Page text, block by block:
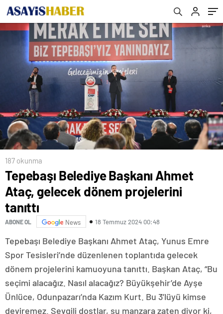
187 okunma
Tepebaşı Belediye Başkanı Ahmet
Ataç, gelecek dönem projelerini
tanıttı
ABONE OL News 18 Temmuz 2024 00:48
Tepebaşı Belediye Başkanı Ahmet Ataç, Yunus Emre
Spor Tesisleri’nde düzenlenen toplantıda gelecek
dönem projelerini kamuoyuna tanıttı. Başkan Ataç, “Bu
seçimi alacağız. Nasıl alacağız? Büyükşehir’de Ayşe
Ünlüce, Odunpazarı’nda Kazım Kurt. Bu 3’lüyü kimse
deviremez. Sevgili dostlar, şu manzara zaten diyor ki,